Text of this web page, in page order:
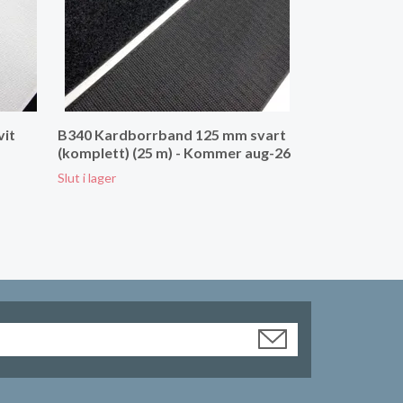
B340 Kardborrband 125 mm svart
(komplett) (25 m) - Kommer aug-26
Slut i lager